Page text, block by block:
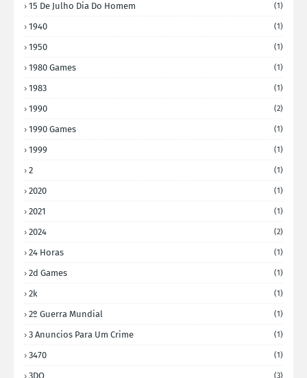
15 De Julho Dia Do Homem (1)
1940 (1)
1950 (1)
1980 Games (1)
1983 (1)
1990 (2)
1990 Games (1)
1999 (1)
2 (1)
2020 (1)
2021 (1)
2024 (2)
24 Horas (1)
2d Games (1)
2k (1)
2º Guerra Mundial (1)
3 Anuncios Para Um Crime (1)
3470 (1)
3DO (3)